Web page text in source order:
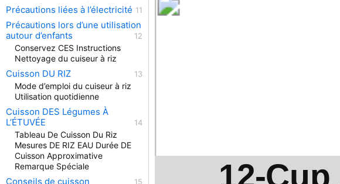
12-Cup
Précautions liées à l’électricité
Précautions lors d’une utilisation
autour d’enfants
Conservez CES Instructions
Nettoyage du cuiseur à riz
Cuisson DU RIZ
Mode d’emploi du cuiseur à riz
Utilisation quotidienne
Cuisson DES Légumes À
L’ÉTUVÉE
Tableau De Cuisson Du Riz
Mesures DE RIZ EAU Durée DE
Cuisson Approximative
Remarque Spéciale
Conseils de cuisson